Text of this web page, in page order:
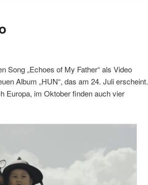
Song „Echoes of My Father“ als Video
Album „HUN“, das am 24. Juli erscheint.
Europa, im Oktober finden auch vier